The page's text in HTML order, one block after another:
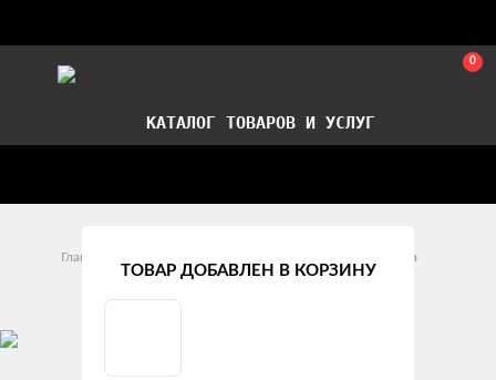
0
КАТАЛОГ ТОВАРОВ И УСЛУГ
Главная
Corsa
Opel Corsa D (2006 - 2010)
ТОВАР ДОБАВЛЕН В КОРЗИНУ